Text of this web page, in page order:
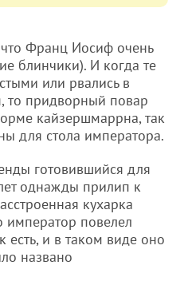
что Франц Иосиф очень
блинчики). И когда те
или рвались в
то придворный повар
кайзершмаррна, так
для стола императора.
готовившийся для
однажды прилип к
кухарка
император повелел
есть, и в таком виде оно
названо